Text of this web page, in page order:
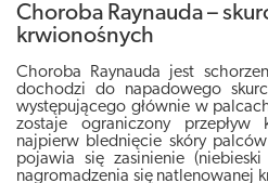
Choroba Raynauda –
krwionośnych
Choroba Raynauda jest
dochodzi do napadowego
występującego głównie w
zostaje ograniczony
najpierw blednięcie skóry
pojawia się zasinienie
nagromadzenia się natlenowanej